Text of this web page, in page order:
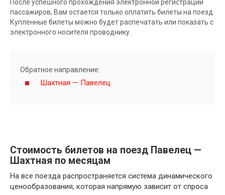
После успешного прохождения электронной регистрации
пассажиров, Вам остается только оплатить билеты на поезд.
Купленные билеты можно будет распечатать или показать с
электронного носителя проводнику.
Обратное направление:
Шахтная — Павелец
Стоимость билетов на поезд Павелец —
Шахтная по месяцам
На все поезда распространяется система динамического
ценообразования, которая напрямую зависит от спроса